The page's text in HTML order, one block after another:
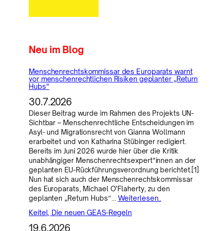
Neu im Blog
Menschenrechtskommissar des Europarats warnt
vor menschenrechtlichen Risiken geplanter „Return
Hubs“
30.7.2026
Dieser Beitrag wurde im Rahmen des Projekts UN-
Sichtbar – Menschenrechtliche Entscheidungen im
Asyl- und Migrationsrecht von Gianna Wollmann
erarbeitet und von Katharina Stübinger redigiert.
Bereits im Juni 2026 wurde hier über die Kritik
unabhängiger Menschenrechtsexpert*innen an der
geplanten EU-Rückführungsverordnung berichtet.[1]
Nun hat sich auch der Menschenrechtskommissar
des Europarats, Michael O’Flaherty, zu den
geplanten „Return Hubs“… Weiterlesen..
Keitel, Die neuen GEAS-Regeln
19.6.2026